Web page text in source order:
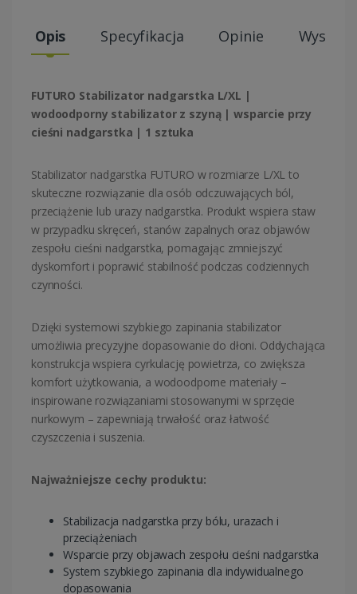
Opis Specyfikacja Opinie Wysyłki
FUTURO Stabilizator nadgarstka L/XL |
wodoodporny stabilizator z szyną | wsparcie przy
cieśni nadgarstka | 1 sztuka
Stabilizator nadgarstka FUTURO w rozmiarze L/XL to
skuteczne rozwiązanie dla osób odczuwających ból,
przeciążenie lub urazy nadgarstka. Produkt wspiera staw
w przypadku skręceń, stanów zapalnych oraz objawów
zespołu cieśni nadgarstka, pomagając zmniejszyć
dyskomfort i poprawić stabilność podczas codziennych
czynności.
Dzięki systemowi szybkiego zapinania stabilizator
umożliwia precyzyjne dopasowanie do dłoni. Oddychająca
konstrukcja wspiera cyrkulację powietrza, co zwiększa
komfort użytkowania, a wodoodporne materiały –
inspirowane rozwiązaniami stosowanymi w sprzęcie
nurkowym – zapewniają trwałość oraz łatwość
czyszczenia i suszenia.
Najważniejsze cechy produktu:
Stabilizacja nadgarstka przy bólu, urazach i
przeciążeniach
Wsparcie przy objawach zespołu cieśni nadgarstka
System szybkiego zapinania dla indywidualnego
dopasowania